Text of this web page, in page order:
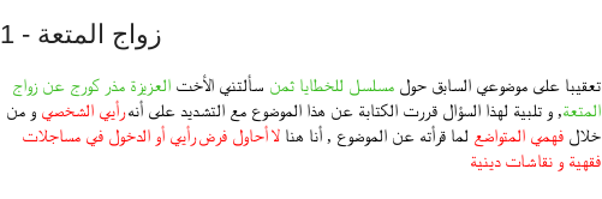
زواج المتعة - 1
تعقيبا على موضوعي السابق حول مسلسل للخطايا ثمن سألتني الأخت العزيزة مذر كورج عن زواج
المتعة, و تلبية لهذا السؤال قررت الكتابة عن هذا الموضوع مع التشديد على أنه رأيي الشخصي و من
خلال فهمي المتواضع لما قرأته عن الموضوع , أنا هنا لا أحاول فرض رأيي أو الدخول في مساجلات
فقهية و نقاشات دينية